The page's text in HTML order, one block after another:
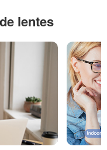
lentes